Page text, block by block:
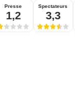
Presse
1,2
Spectateurs
3,3